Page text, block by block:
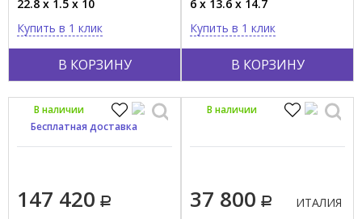
В КОРЗИНУ
22.8 x 1.5 x 10
Купить в 1 клик
В КОРЗИНУ
6 x 13.6 x 14.7
Купить в 1 клик
147 420
В наличии
Бесплатная доставка
37 800 ИТАЛИЯ
В наличии